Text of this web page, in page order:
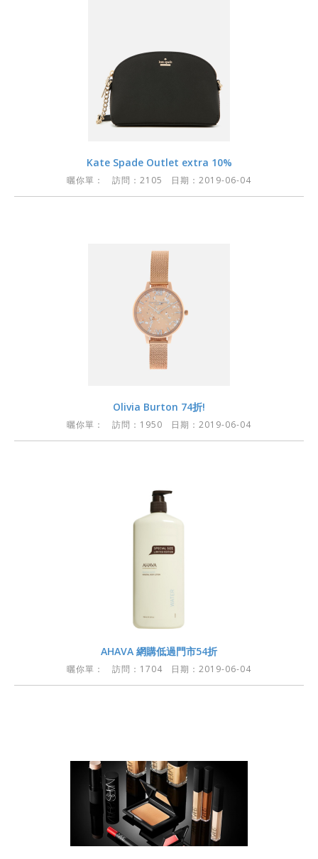
Kate Spade Outlet extra 10%
曬你單： 訪問：2105 日期：2019-06-04
Olivia Burton 74折!
曬你單： 訪問：1950 日期：2019-06-04
AHAVA 網購低過門市54折
曬你單： 訪問：1704 日期：2019-06-04